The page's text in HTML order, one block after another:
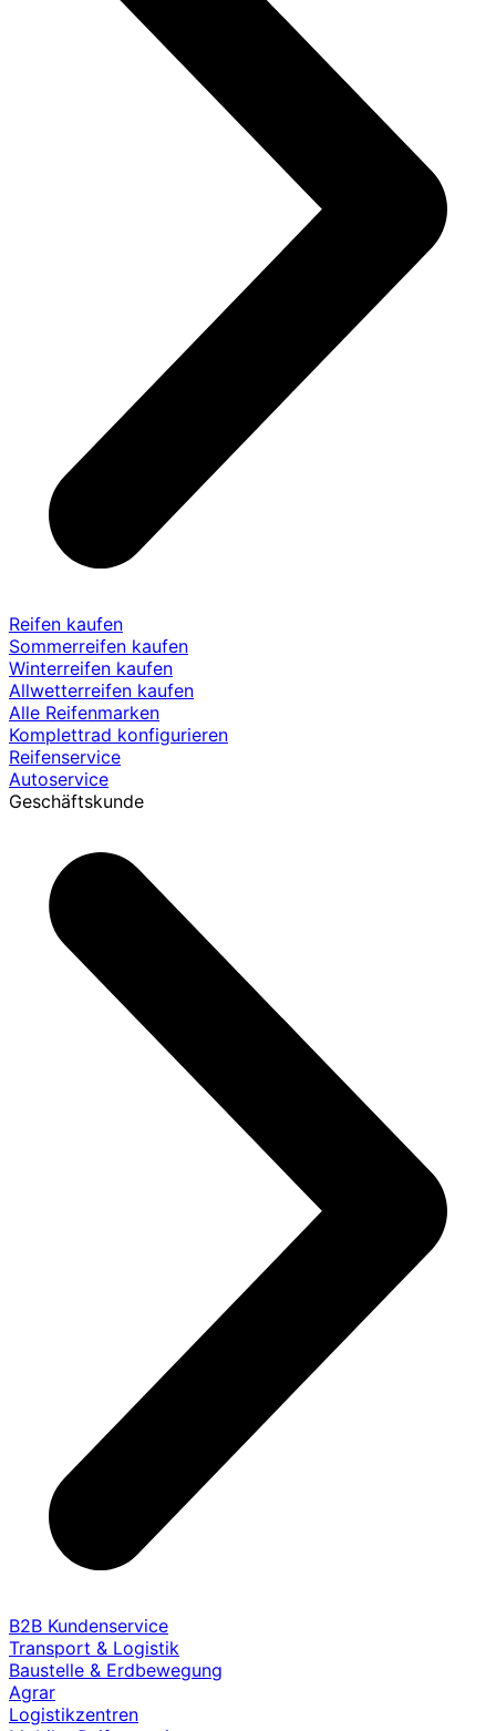
Reifen kaufen
Sommerreifen kaufen
Winterreifen kaufen
Allwetterreifen kaufen
Alle Reifenmarken
Komplettrad konfigurieren
Reifenservice
Autoservice
Geschäftskunde
B2B Kundenservice
Transport & Logistik
Baustelle & Erdbewegung
Agrar
Logistikzentren